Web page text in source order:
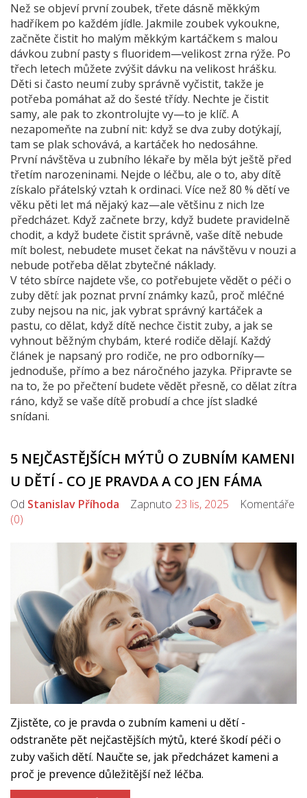
Než se objeví první zoubek, třete dásně měkkým
hadříkem po každém jídle. Jakmile zoubek vykoukne,
začněte čistit ho malým měkkým kartáčkem s malou
dávkou zubní pasty s fluoridem—velikost zrna rýže. Po
třech letech můžete zvýšit dávku na velikost hrášku.
Děti si často neumí zuby správně vyčistit, takže je
potřeba pomáhat až do šesté třídy. Nechte je čistit
samy, ale pak to zkontrolujte vy—to je klíč. A
nezapomeňte na zubní nit: když se dva zuby dotýkají,
tam se plak schovává, a kartáček ho nedosáhne.
První návštěva u zubního lékaře by měla být ještě před
třetím narozeninami. Nejde o léčbu, ale o to, aby dítě
získalo přátelský vztah k ordinaci. Více než 80 % dětí ve
věku pěti let má nějaký kaz—ale většinu z nich lze
předcházet. Když začnete brzy, když budete pravidelně
chodit, a když budete čistit správně, vaše dítě nebude
mít bolest, nebudete muset čekat na návštěvu v nouzi a
nebude potřeba dělat zbytečné náklady.
V této sbírce najdete vše, co potřebujete vědět o péči o
zuby dětí: jak poznat první známky kazů, proč mléčné
zuby nejsou na nic, jak vybrat správný kartáček a
pastu, co dělat, když dítě nechce čistit zuby, a jak se
vyhnout běžným chybám, které rodiče dělají. Každý
článek je napsaný pro rodiče, ne pro odborníky—
jednoduše, přímo a bez náročného jazyka. Připravte se
na to, že po přečtení budete vědět přesně, co dělat zítra
ráno, když se vaše dítě probudí a chce jíst sladké
snídani.
5 NEJČASTĚJŠÍCH MÝTŮ O ZUBNÍM KAMENI
U DĚTÍ - CO JE PRAVDA A CO JEN FÁMA
Od Stanislav Příhoda Zapnuto 23 lis, 2025 Komentáře
(0)
Zjistěte, co je pravda o zubním kameni u dětí -
odstraněte pět nejčastějších mýtů, které škodí péči o
zuby vašich dětí. Naučte se, jak předcházet kameni a
proč je prevence důležitější než léčba.